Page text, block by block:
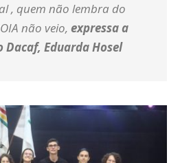
, quem não lembra do
não veio, expressa a
Dacaf, Eduarda Hosel